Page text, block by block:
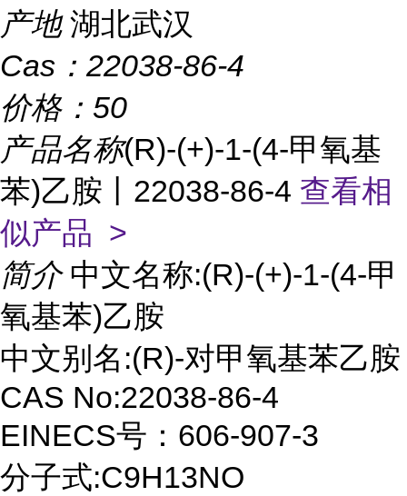
产地 湖北武汉
Cas： 22038-86-4
价格： 50
产品名称(R)-(+)-1-(4-甲氧基
苯)乙胺丨22038-86-4 查看相
似产品 >
简介 中文名称:(R)-(+)-1-(4-甲
氧基苯)乙胺
中文别名:(R)-对甲氧基苯乙胺
CAS No:22038-86-4
EINECS号：606-907-3
分子式:C9H13NO